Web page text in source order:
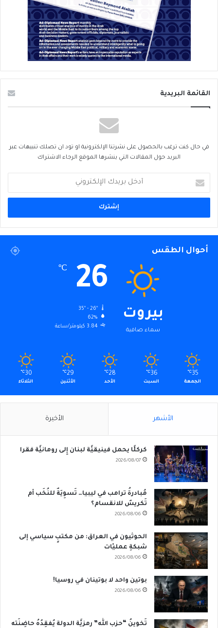
القائمة البريدية
في حال كنت ترغب بالحصول على نشرتنا الإلكترونية او تود ان تصلك تنبيهات عبر
البريد حول المقالات التي ينشرها الموقع الرجاء الاشتراك
بريدك
الإلكتروني
أحوال الطقس
بيروت
سماء صافية
26
℃
35º - 26º
62%
3.84 كيلومتر/ساعة
35
℃
الجمعة
36
℃
السبت
28
℃
الأحد
29
℃
الأثنين
30
℃
الثلاثاء
الأشهر الأخيرة
كركلَّا يحمل فينيقيَّة لبنان إِلى رومانيَّة فقرا
2026/08/07
مُبادرةُ ترامب في ليبيا… تَسوِيَةٌ للنُخَب أم
تَكريسٌ للانقسام؟
2026/08/06
الحوثيون في العراق: من مكتبٍ سياسي إلى
شبكةِ عمليّات
2026/08/06
بوتين واحد لا بوتينان في روسيا!
2026/08/06
تَخوينُ “حزب الله” رمزيَّة الدولة يُفقِدُهُ حاضِنَته